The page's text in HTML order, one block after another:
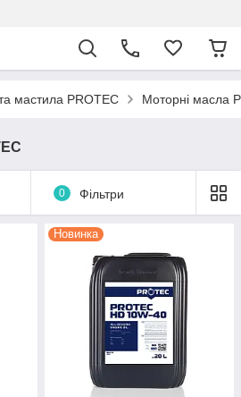
мастила PROTEC Моторні масла
0 Фільтри
Новинка